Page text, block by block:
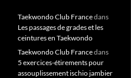
Taekwondo Club Francedans
Les passages de grades et les
ceintures en Taekwondo
Taekwondo Club Francedans
5 exercices-étirements pour
assouplissement ischio jambier